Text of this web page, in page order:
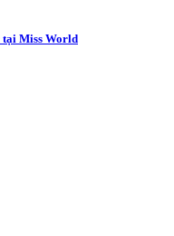
tại Miss World